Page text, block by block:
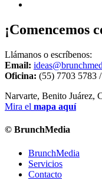
¡Comencemos
Llámanos o escríbenos:
Email:
Oficina: (55) 7703 5783 /
Narvarte, Benito Juárez,
Mira el mapa aquí
© BrunchMedia
BrunchMedia
Servicios
Contacto